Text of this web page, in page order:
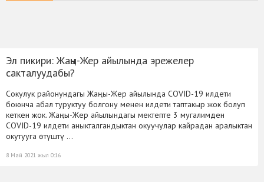
Эл пикири: Жаңы-Жер айылында эрежелер
сакталуудабы?
Сокулук районундагы Жаңы-Жер айылында COVID-19 илдети
боюнча абал туруктуу болгону менен илдети таптакыр жок болуп
кеткен жок. Жаңы-Жер айылындагы мектепте 3 мугалимден
COVID-19 илдети аныкталгандыктан окуучулар кайрадан аралыктан
окутууга өтүштү …
8 Май 2021 жыл 0:16